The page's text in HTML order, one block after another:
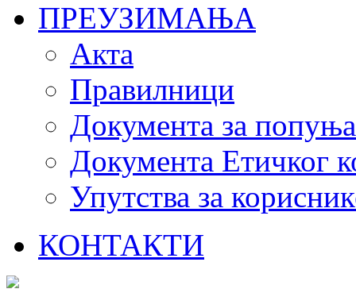
ПРЕУЗИМАЊА
Акта
Правилници
Документа за
Документа Етичког
Упутства за
КОНТАКТИ